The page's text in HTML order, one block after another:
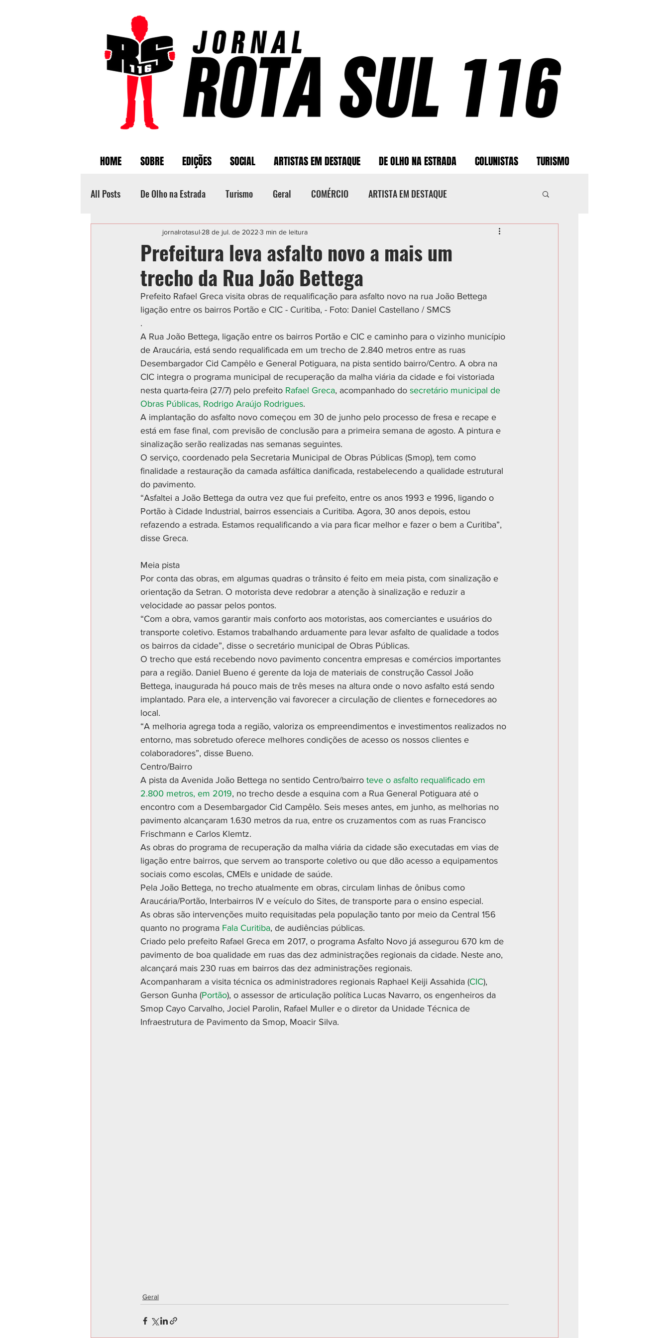
HOME SOBRE EDIÇÕES SOCIAL ARTISTAS EM DESTAQUE DE OLHO NA ESTRADA COLUNISTAS TURISMO
All Posts De Olho na Estrada Turismo Geral COMÉRCIO ARTISTA EM DESTAQUE
Categoria sem título POLICIAL ESPORTE CIDADES
Prefeitura leva asfalto novo a mais um
trecho da Rua João Bettega
jornalrotasul 28 de jul. de 2022 3 min de leitura
Prefeito Rafael Greca visita obras de requalificação para asfalto novo na rua João Bettega
ligação entre os bairros Portão e CIC - Curitiba, - Foto: Daniel Castellano / SMCS
.
A Rua João Bettega, ligação entre os bairros Portão e CIC e caminho para o vizinho município
de Araucária, está sendo requalificada em um trecho de 2.840 metros entre as ruas
Desembargador Cid Campêlo e General Potiguara, na pista sentido bairro/Centro. A obra na
CIC integra o programa municipal de recuperação da malha viária da cidade e foi vistoriada
nesta quarta-feira (27/7) pelo prefeito Rafael Greca, acompanhado do secretário municipal de
Obras Públicas, Rodrigo Araújo Rodrigues.
A implantação do asfalto novo começou em 30 de junho pelo processo de fresa e recape e
está em fase final, com previsão de conclusão para a primeira semana de agosto. A pintura e
sinalização serão realizadas nas semanas seguintes.
O serviço, coordenado pela Secretaria Municipal de Obras Públicas (Smop), tem como
finalidade a restauração da camada asfáltica danificada, restabelecendo a qualidade estrutural
do pavimento.
“Asfaltei a João Bettega da outra vez que fui prefeito, entre os anos 1993 e 1996, ligando o
Portão à Cidade Industrial, bairros essenciais a Curitiba. Agora, 30 anos depois, estou
refazendo a estrada. Estamos requalificando a via para ficar melhor e fazer o bem a Curitiba”,
disse Greca.
Meia pista
Por conta das obras, em algumas quadras o trânsito é feito em meia pista, com sinalização e
orientação da Setran. O motorista deve redobrar a atenção à sinalização e reduzir a
velocidade ao passar pelos pontos.
“Com a obra, vamos garantir mais conforto aos motoristas, aos comerciantes e usuários do
transporte coletivo. Estamos trabalhando arduamente para levar asfalto de qualidade a todos
os bairros da cidade”, disse o secretário municipal de Obras Públicas.
O trecho que está recebendo novo pavimento concentra empresas e comércios importantes
para a região. Daniel Bueno é gerente da loja de materiais de construção Cassol João
Bettega, inaugurada há pouco mais de três meses na altura onde o novo asfalto está sendo
implantado. Para ele, a intervenção vai favorecer a circulação de clientes e fornecedores ao
local.
“A melhoria agrega toda a região, valoriza os empreendimentos e investimentos realizados no
entorno, mas sobretudo oferece melhores condições de acesso os nossos clientes e
colaboradores”, disse Bueno.
Centro/Bairro
A pista da Avenida João Bettega no sentido Centro/bairro teve o asfalto requalificado em
2.800 metros, em 2019, no trecho desde a esquina com a Rua General Potiguara até o
encontro com a Desembargador Cid Campêlo. Seis meses antes, em junho, as melhorias no
pavimento alcançaram 1.630 metros da rua, entre os cruzamentos com as ruas Francisco
Frischmann e Carlos Klemtz.
As obras do programa de recuperação da malha viária da cidade são executadas em vias de
ligação entre bairros, que servem ao transporte coletivo ou que dão acesso a equipamentos
sociais como escolas, CMEIs e unidade de saúde.
Pela João Bettega, no trecho atualmente em obras, circulam linhas de ônibus como
Araucária/Portão, Interbairros IV e veículo do Sites, de transporte para o ensino especial.
As obras são intervenções muito requisitadas pela população tanto por meio da Central 156
quanto no programa Fala Curitiba, de audiências públicas.
Criado pelo prefeito Rafael Greca em 2017, o programa Asfalto Novo já assegurou 670 km de
pavimento de boa qualidade em ruas das dez administrações regionais da cidade. Neste ano,
alcançará mais 230 ruas em bairros das dez administrações regionais.
Acompanharam a visita técnica os administradores regionais Raphael Keiji Assahida (CIC),
Gerson Gunha (Portão), o assessor de articulação política Lucas Navarro, os engenheiros da
Smop Cayo Carvalho, Jociel Parolin, Rafael Muller e o diretor da Unidade Técnica de
Infraestrutura de Pavimento da Smop, Moacir Silva.
Geral